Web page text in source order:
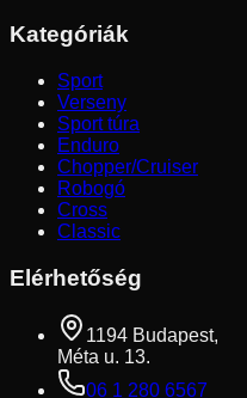
Kategóriák
Sport
Verseny
Sport túra
Enduro
Chopper/Cruiser
Robogó
Cross
Classic
Elérhetőség
1194 Budapest,
Méta u. 13.
06 1 280 6567